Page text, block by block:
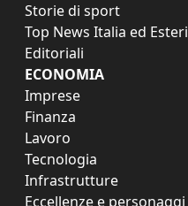
Storie di sport
Top News Italia ed Esteri
Editoriali
ECONOMIA
Imprese
Finanza
Lavoro
Tecnologia
Infrastrutture
Eccellenze e personaggi